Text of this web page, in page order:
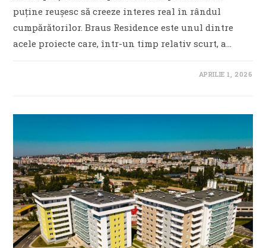
puține reușesc să creeze interes real în rândul
cumpărătorilor. Braus Residence este unul dintre
acele proiecte care, într-un timp relativ scurt, a…
APRILIE 1, 2026